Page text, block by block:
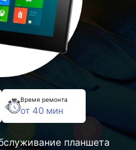
Время ремонта
от 40 мин
планшета